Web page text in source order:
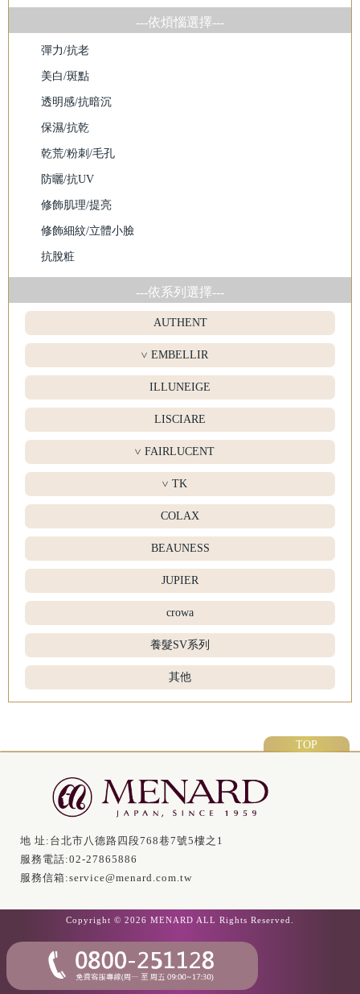
---依煩惱選擇---
彈力/抗老
美白/斑點
透明感/抗暗沉
保濕/抗乾
乾荒/粉刺/毛孔
防曬/抗UV
修飾肌理/提亮
修飾細紋/立體小臉
抗脫粧
---依系列選擇---
AUTHENT
> EMBELLIR
ILLUNEIGE
LISCIARE
> FAIRLUCENT
> TK
COLAX
BEAUNESS
JUPIER
crowa
養髮SV系列
其他
TOP
地 址: 台北市八德路四段768巷7號5樓之1
服務電話:02-27865886
服務信箱:service@menard.com.tw
Copyright © 2026 MENARD ALL Rights Reserved.